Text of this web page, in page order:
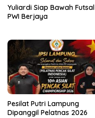
Yuliardi Siap Bawah Futsal
PWI Berjaya
Pesilat Putri Lampung
Dipanggil Pelatnas 2026